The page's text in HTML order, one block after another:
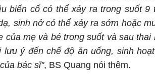
biến cố có thể xảy ra trong suốt 9
sinh nở có thể xảy ra sớm hoặc
của mẹ và bé trong suốt và sau
lưu ý đến chế độ ăn uống, sinh
bác sĩ", BS Quang nói thêm.